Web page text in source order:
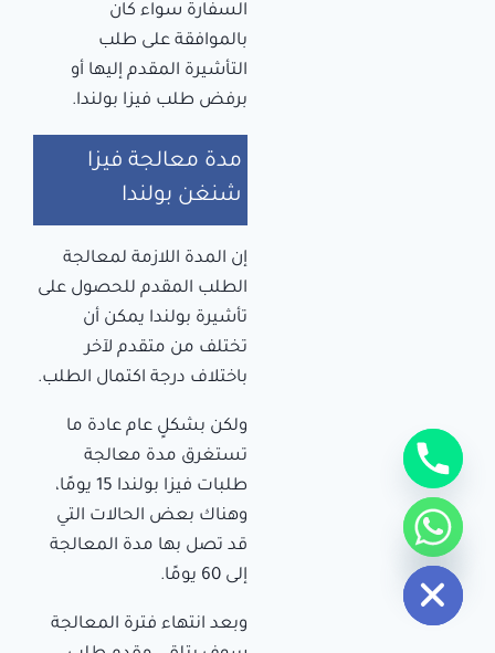
السفارة سواء كان
بالموافقة على طلب
التأشيرة المقدم إليها أو
برفض طلب فيزا بولندا.
مدة معالجة فيزا
شنغن بولندا
إن المدة اللازمة لمعالجة
الطلب المقدم للحصول على
تأشيرة بولندا يمكن أن
تختلف من متقدم لآخر
باختلاف درجة اكتمال الطلب.
ولكن بشكلٍ عام عادة ما
تستغرق مدة معالجة
طلبات فيزا بولندا 15 يومًا،
وهناك بعض الحالات التي
قد تصل بها مدة المعالجة
إلى 60 يومًا.
وبعد انتهاء فترة المعالجة
Hide